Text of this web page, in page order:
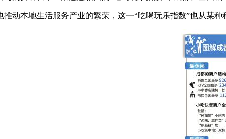
动本地生活服务产业的繁荣，这一“吃喝玩乐指数”也从某种